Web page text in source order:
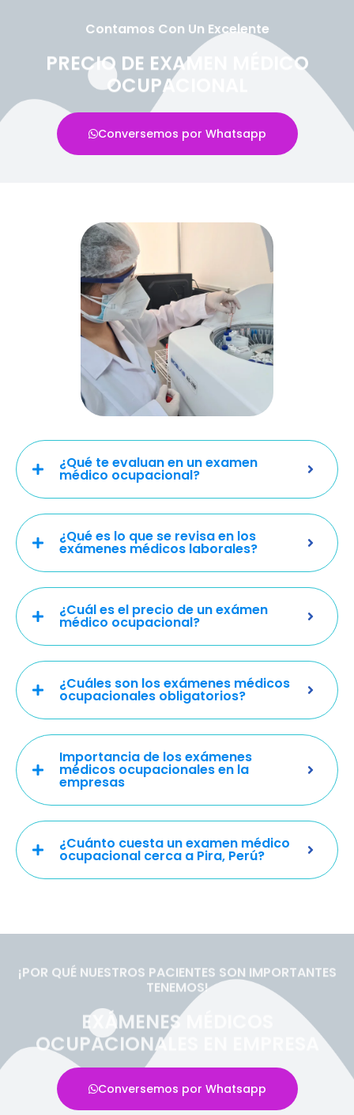
Contamos Con Un Excelente
PRECIO DE EXAMEN MÉDICO
OCUPACIONAL
Conversemos por Whatsapp
¿Qué te evaluan en un examen
médico ocupacional?
¿Qué es lo que se revisa en los
exámenes médicos laborales?
¿Cuál es el precio de un exámen
médico ocupacional?
¿Cuáles son los exámenes médicos
ocupacionales obligatorios?
Importancia de los exámenes
médicos ocupacionales en la
empresas
¿Cuánto cuesta un examen médico
ocupacional cerca a Pira, Perú?
¡POR QUÉ NUESTROS PACIENTES SON IMPORTANTES
TENEMOS!
EXÁMENES MÉDICOS
OCUPACIONALES EN EMPRESA
Conversemos por Whatsapp